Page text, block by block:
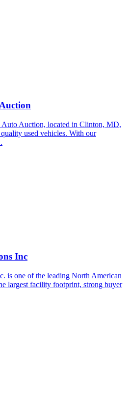
Auto Auction, located in Clinton, MD,
used vehicles. With our
Inc
is one of the leading North American
largest facility footprint, strong buyer